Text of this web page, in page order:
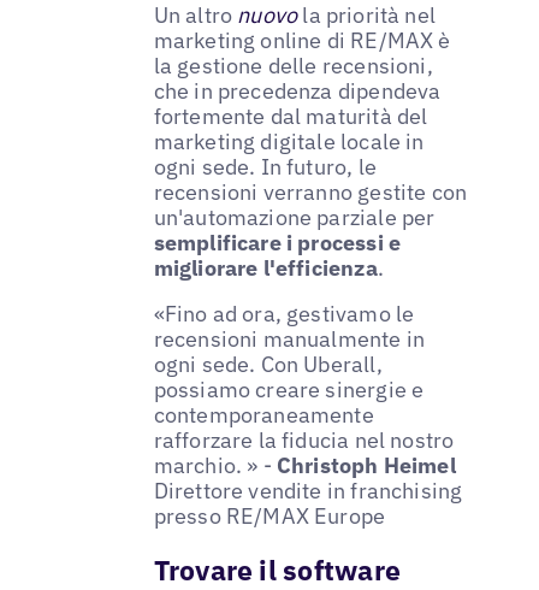
Un altro nuovola priorità nel
marketing online di RE/MAX è
la gestione delle recensioni,
che in precedenza dipendeva
fortemente dal maturità del
marketing digitale locale in
ogni sede. In futuro, le
recensioni verranno gestite con
un'automazione parziale per
semplificare i processi e
migliorare l'efficienza.
«Fino ad ora, gestivamo le
recensioni manualmente in
ogni sede. Con Uberall,
possiamo creare sinergie e
contemporaneamente
rafforzare la fiducia nel nostro
marchio. » - Christoph Heimel
Direttore vendite in franchising
presso RE/MAX Europe
Trovare il software